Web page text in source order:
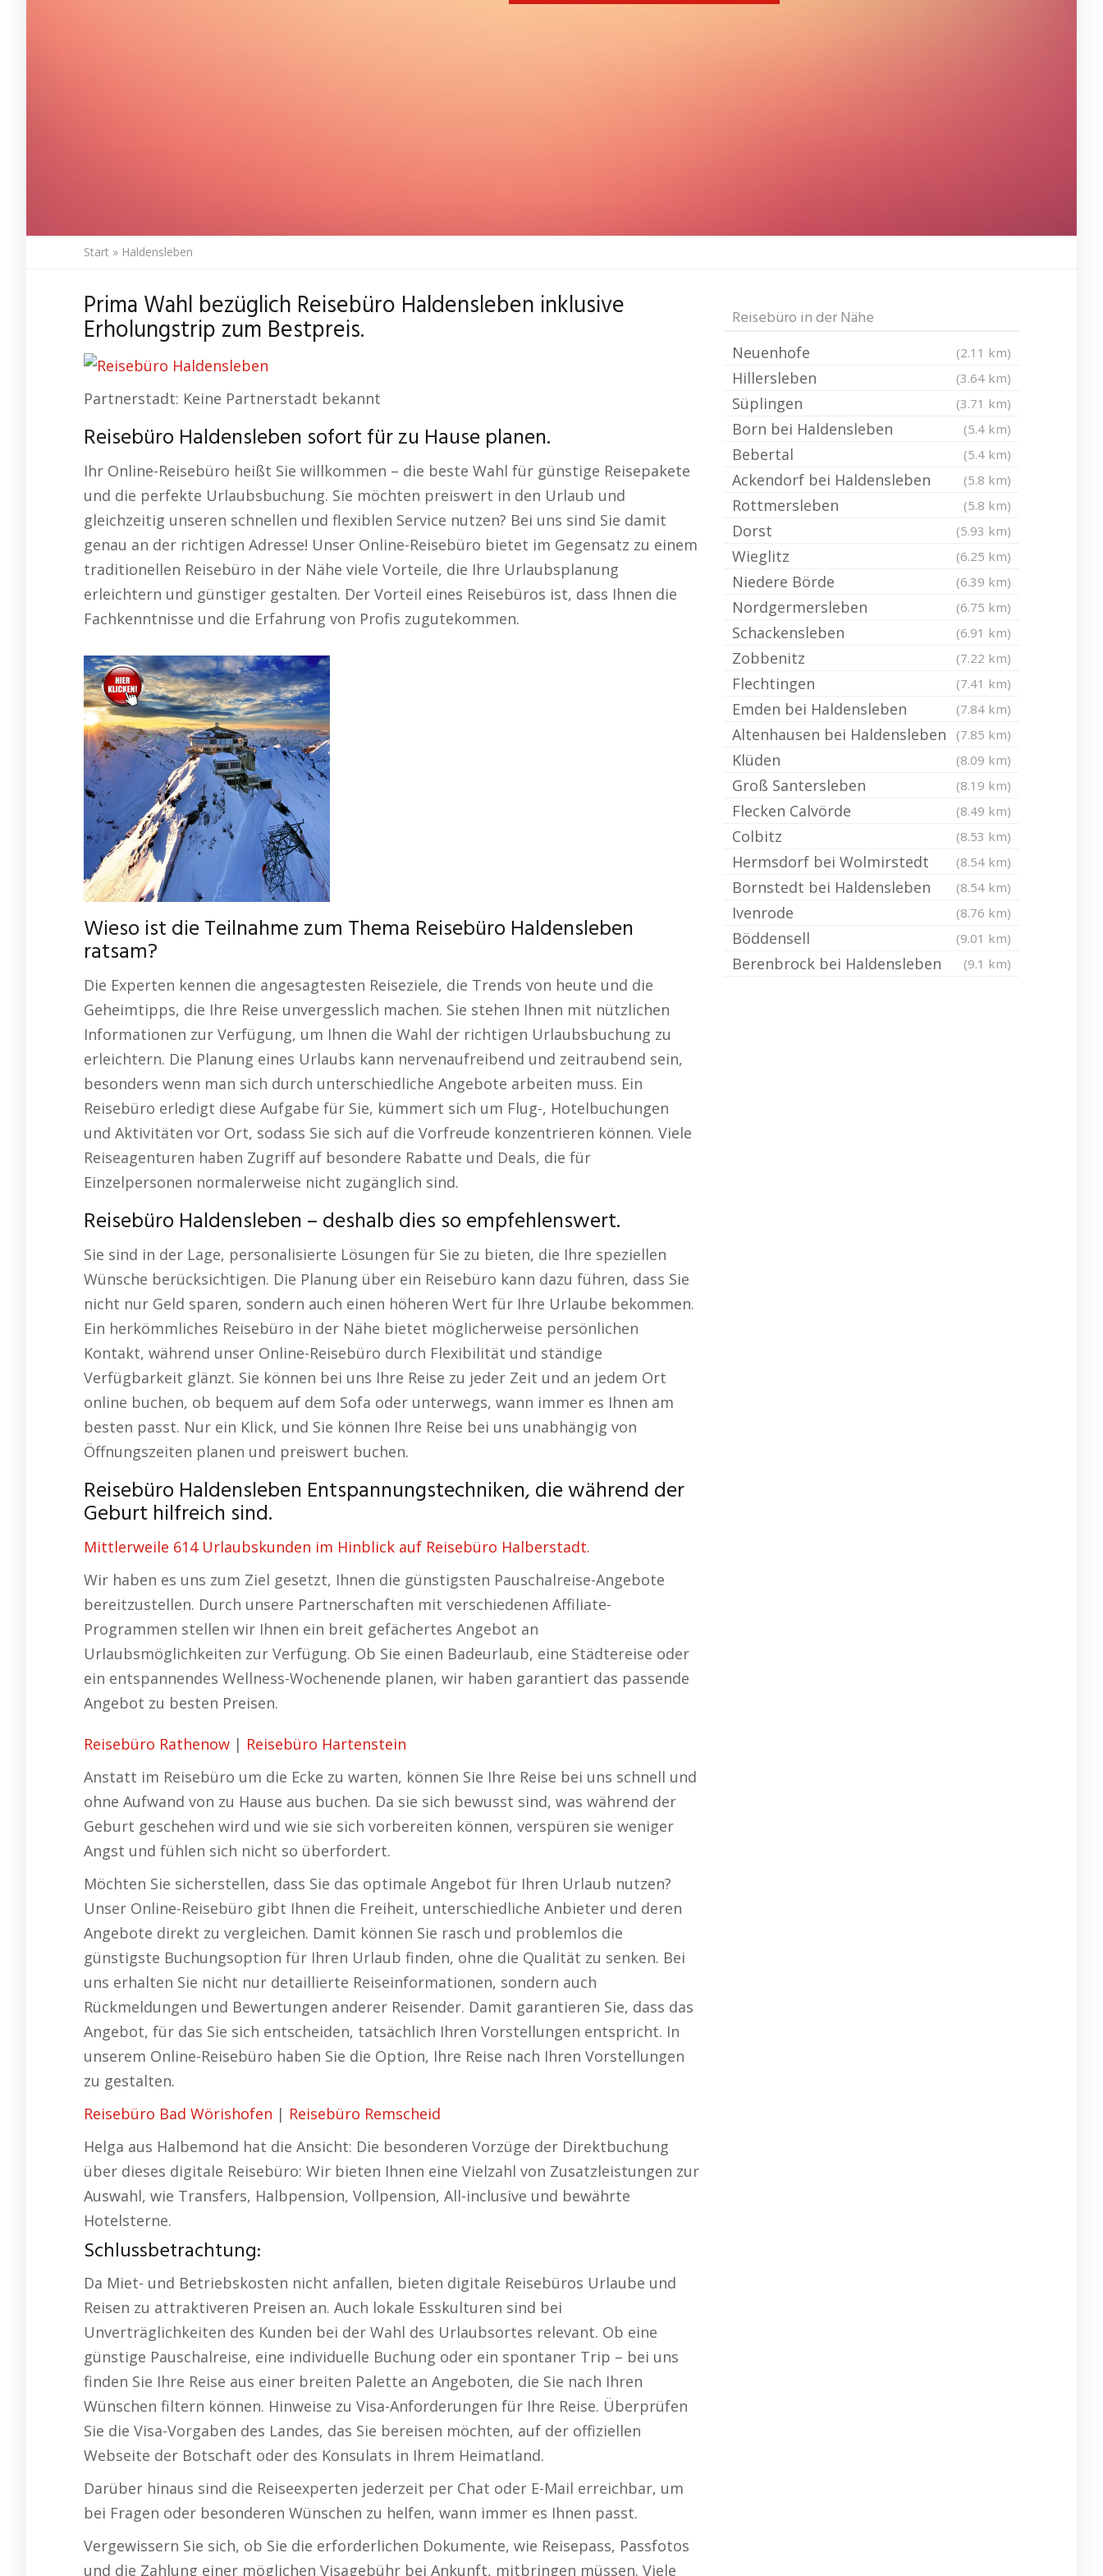
Start » Haldensleben
Prima Wahl bezüglich Reisebüro Haldensleben inklusive
Erholungstrip zum Bestpreis.
Partnerstadt: Keine Partnerstadt bekannt
Reisebüro Haldensleben sofort für zu Hause planen.
Ihr Online-Reisebüro heißt Sie willkommen – die beste Wahl für günstige Reisepakete
und die perfekte Urlaubsbuchung. Sie möchten preiswert in den Urlaub und
gleichzeitig unseren schnellen und flexiblen Service nutzen? Bei uns sind Sie damit
genau an der richtigen Adresse! Unser Online-Reisebüro bietet im Gegensatz zu einem
traditionellen Reisebüro in der Nähe viele Vorteile, die Ihre Urlaubsplanung
erleichtern und günstiger gestalten. Der Vorteil eines Reisebüros ist, dass Ihnen die
Fachkenntnisse und die Erfahrung von Profis zugutekommen.
Wieso ist die Teilnahme zum Thema Reisebüro Haldensleben
ratsam?
Die Experten kennen die angesagtesten Reiseziele, die Trends von heute und die
Geheimtipps, die Ihre Reise unvergesslich machen. Sie stehen Ihnen mit nützlichen
Informationen zur Verfügung, um Ihnen die Wahl der richtigen Urlaubsbuchung zu
erleichtern. Die Planung eines Urlaubs kann nervenaufreibend und zeitraubend sein,
besonders wenn man sich durch unterschiedliche Angebote arbeiten muss. Ein
Reisebüro erledigt diese Aufgabe für Sie, kümmert sich um Flug-, Hotelbuchungen
und Aktivitäten vor Ort, sodass Sie sich auf die Vorfreude konzentrieren können. Viele
Reiseagenturen haben Zugriff auf besondere Rabatte und Deals, die für
Einzelpersonen normalerweise nicht zugänglich sind.
Reisebüro Haldensleben – deshalb dies so empfehlenswert.
Sie sind in der Lage, personalisierte Lösungen für Sie zu bieten, die Ihre speziellen
Wünsche berücksichtigen. Die Planung über ein Reisebüro kann dazu führen, dass Sie
nicht nur Geld sparen, sondern auch einen höheren Wert für Ihre Urlaube bekommen.
Ein herkömmliches Reisebüro in der Nähe bietet möglicherweise persönlichen
Kontakt, während unser Online-Reisebüro durch Flexibilität und ständige
Verfügbarkeit glänzt. Sie können bei uns Ihre Reise zu jeder Zeit und an jedem Ort
online buchen, ob bequem auf dem Sofa oder unterwegs, wann immer es Ihnen am
besten passt. Nur ein Klick, und Sie können Ihre Reise bei uns unabhängig von
Öffnungszeiten planen und preiswert buchen.
Reisebüro Haldensleben Entspannungstechniken, die während der
Geburt hilfreich sind.
Mittlerweile 614 Urlaubskunden im Hinblick auf Reisebüro Halberstadt.
Wir haben es uns zum Ziel gesetzt, Ihnen die günstigsten Pauschalreise-Angebote
bereitzustellen. Durch unsere Partnerschaften mit verschiedenen Affiliate-
Programmen stellen wir Ihnen ein breit gefächertes Angebot an
Urlaubsmöglichkeiten zur Verfügung. Ob Sie einen Badeurlaub, eine Städtereise oder
ein entspannendes Wellness-Wochenende planen, wir haben garantiert das passende
Angebot zu besten Preisen.
Reisebüro Rathenow | Reisebüro Hartenstein
Anstatt im Reisebüro um die Ecke zu warten, können Sie Ihre Reise bei uns schnell und
ohne Aufwand von zu Hause aus buchen. Da sie sich bewusst sind, was während der
Geburt geschehen wird und wie sie sich vorbereiten können, verspüren sie weniger
Angst und fühlen sich nicht so überfordert.
Möchten Sie sicherstellen, dass Sie das optimale Angebot für Ihren Urlaub nutzen?
Unser Online-Reisebüro gibt Ihnen die Freiheit, unterschiedliche Anbieter und deren
Angebote direkt zu vergleichen. Damit können Sie rasch und problemlos die
günstigste Buchungsoption für Ihren Urlaub finden, ohne die Qualität zu senken. Bei
uns erhalten Sie nicht nur detaillierte Reiseinformationen, sondern auch
Rückmeldungen und Bewertungen anderer Reisender. Damit garantieren Sie, dass das
Angebot, für das Sie sich entscheiden, tatsächlich Ihren Vorstellungen entspricht. In
unserem Online-Reisebüro haben Sie die Option, Ihre Reise nach Ihren Vorstellungen
zu gestalten.
Reisebüro Bad Wörishofen | Reisebüro Remscheid
Helga aus Halbemond hat die Ansicht: Die besonderen Vorzüge der Direktbuchung
über dieses digitale Reisebüro: Wir bieten Ihnen eine Vielzahl von Zusatzleistungen zur
Auswahl, wie Transfers, Halbpension, Vollpension, All-inclusive und bewährte
Hotelsterne.
Schlussbetrachtung:
Da Miet- und Betriebskosten nicht anfallen, bieten digitale Reisebüros Urlaube und
Reisen zu attraktiveren Preisen an. Auch lokale Esskulturen sind bei
Unverträglichkeiten des Kunden bei der Wahl des Urlaubsortes relevant. Ob eine
günstige Pauschalreise, eine individuelle Buchung oder ein spontaner Trip – bei uns
finden Sie Ihre Reise aus einer breiten Palette an Angeboten, die Sie nach Ihren
Wünschen filtern können. Hinweise zu Visa-Anforderungen für Ihre Reise. Überprüfen
Sie die Visa-Vorgaben des Landes, das Sie bereisen möchten, auf der offiziellen
Webseite der Botschaft oder des Konsulats in Ihrem Heimatland.
Darüber hinaus sind die Reiseexperten jederzeit per Chat oder E-Mail erreichbar, um
bei Fragen oder besonderen Wünschen zu helfen, wann immer es Ihnen passt.
Vergewissern Sie sich, ob Sie die erforderlichen Dokumente, wie Reisepass, Passfotos
und die Zahlung einer möglichen Visagebühr bei Ankunft, mitbringen müssen. Viele
Reisebüro in der Nähe
Neuenhofe (2.11 km)
Hillersleben (3.64 km)
Süplingen (3.71 km)
Born bei Haldensleben (5.4 km)
Bebertal (5.4 km)
Ackendorf bei Haldensleben (5.8 km)
Rottmersleben (5.8 km)
Dorst (5.93 km)
Wieglitz (6.25 km)
Niedere Börde (6.39 km)
Nordgermersleben (6.75 km)
Schackensleben (6.91 km)
Zobbenitz (7.22 km)
Flechtingen (7.41 km)
Emden bei Haldensleben (7.84 km)
Altenhausen bei Haldensleben (7.85 km)
Klüden (8.09 km)
Groß Santersleben (8.19 km)
Flecken Calvörde (8.49 km)
Colbitz (8.53 km)
Hermsdorf bei Wolmirstedt (8.54 km)
Bornstedt bei Haldensleben (8.54 km)
Ivenrode (8.76 km)
Böddensell (9.01 km)
Berenbrock bei Haldensleben (9.1 km)